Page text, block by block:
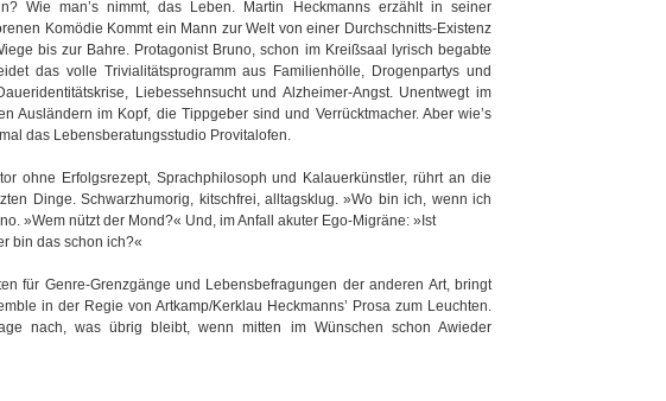
Wie man’s nimmt, das Leben. Martin Heckmanns erzählt in seiner
Komödie Kommt ein Mann zur Welt von einer Durchschnitts-Existenz
bis zur Bahre. Protagonist Bruno, schon im Kreißsaal lyrisch begabte
das volle Trivialitätsprogramm aus Familienhölle, Drogenpartys und
Liebessehnsucht und Alzheimer-Angst. Unentwegt im
Ausländern im Kopf, die Tippgeber sind und Verrücktmacher. Aber wie’s
das Lebensberatungsstudio Provitalofen.
ohne Erfolgsrezept, Sprachphilosoph und Kalauerkünstler, rührt an die
Dinge. Schwarzhumorig, kitschfrei, alltagsklug. »Wo bin ich, wenn ich
»Wem nützt der Mond?« Und, im Anfall akuter Ego-Migräne: »Ist
bin das schon ich?«
für Genre-Grenzgänge und Lebensbefragungen der anderen Art, bringt
in der Regie von Artkamp/Kerklau Heckmanns’ Prosa zum Leuchten.
nach, was übrig bleibt, wenn mitten im Wünschen schon Awieder